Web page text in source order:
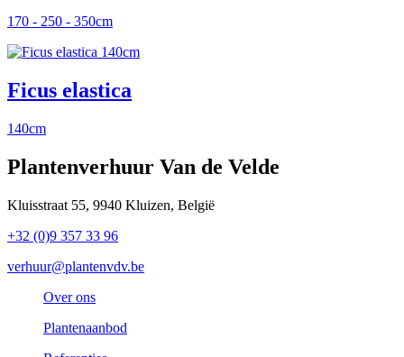
170 - 250 - 350cm
Ficus elastica
140cm
Plantenverhuur Van de Velde
Kluisstraat 55, 9940 Kluizen, België
+32 (0)9 357 33 96
verhuur@plantenvdv.be
Over ons
Plantenaanbod